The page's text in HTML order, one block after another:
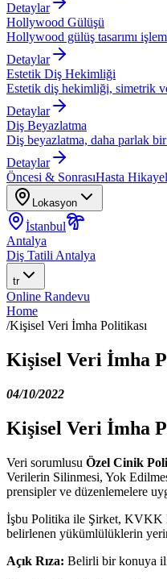
Detaylar
Hollywood Gülüşü
Hollywood gülüş tasarımı
Detaylar
Estetik Diş Hekimliği
Estetik diş hekimliği, simetrik
Detaylar
Diş Beyazlatma
Diş beyazlatma, daha parlak
Detaylar
Öncesi & SonrasıHasta
Lokasyon
İstanbul
Antalya
Diş Tatili Antalya
tr
Online Randevu
Home
/Kişisel Veri İmha Politikası
Kişisel Veri İmha
04/10/2022
Kişisel Veri İmha
Veri sorumlusu Özel Cinik
Verilerin Silinmesi, Yok
prensipler ve düzenlemelere
İşbu Politika ile Şirket, KVKK
belirlenen yükümlülüklerin
Açık Rıza: Belirli bir konuya